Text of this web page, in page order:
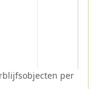
per